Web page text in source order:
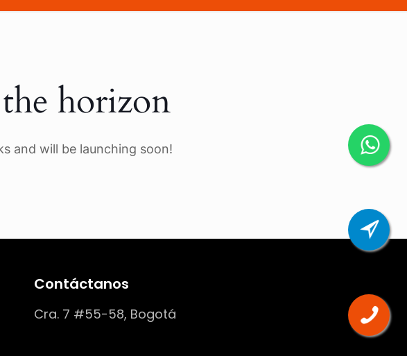
horizon
and will be launching soon!
Contáctanos
Cra. 7 #55-58, Bogotá